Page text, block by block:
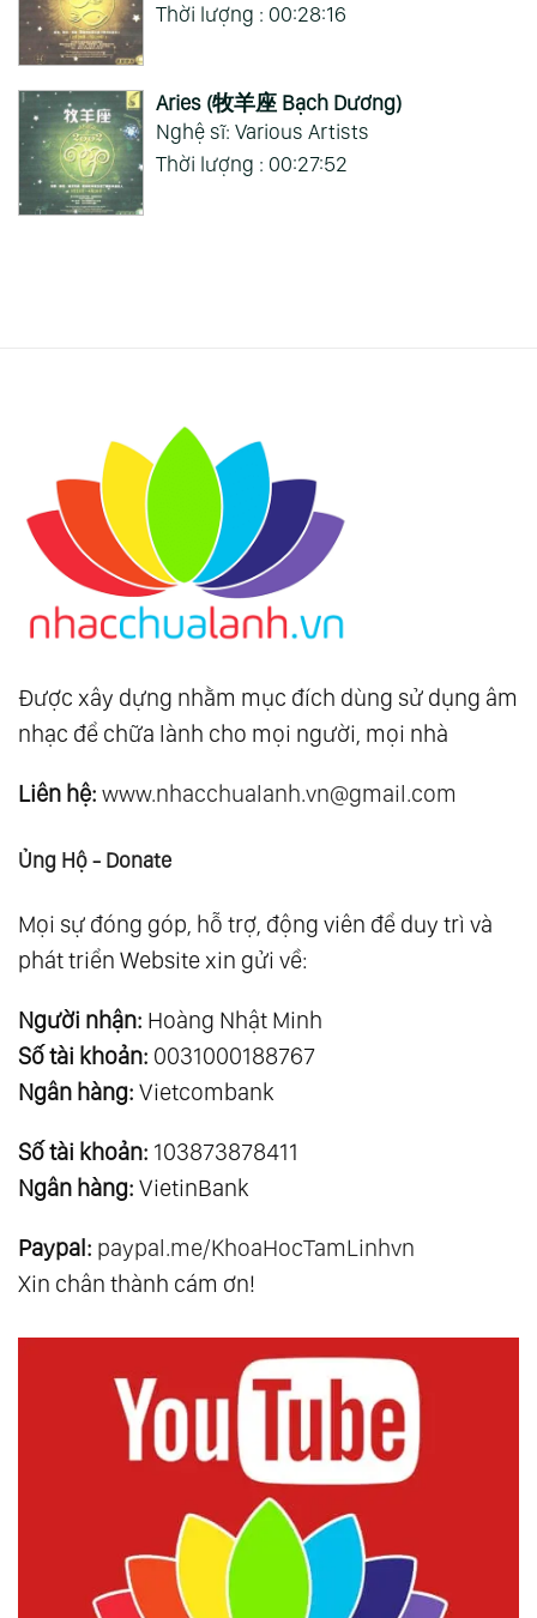
Thời lượng : 00:28:16
Aries (牧羊座 Bạch Dương)
Nghệ sĩ: Various Artists
Thời lượng : 00:27:52
Được xây dựng nhằm mục đích dùng sử dụng âm
nhạc để chữa lành cho mọi người, mọi nhà
Liên hệ: www.nhacchualanh.vn@gmail.com
Ủng Hộ - Donate
Mọi sự đóng góp, hỗ trợ, động viên để duy trì và
phát triển Website xin gửi về:
Người nhận: Hoàng Nhật Minh
Số tài khoản: 0031000188767
Ngân hàng: Vietcombank
Số tài khoản: 103873878411
Ngân hàng: VietinBank
Paypal: paypal.me/KhoaHocTamLinhvn
Xin chân thành cám ơn!